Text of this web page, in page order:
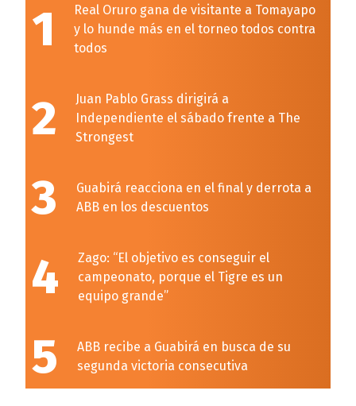
1
Real Oruro gana de visitante a Tomayapo
y lo hunde más en el torneo todos contra
todos
2
Juan Pablo Grass dirigirá a
Independiente el sábado frente a The
Strongest
3
Guabirá reacciona en el final y derrota a
ABB en los descuentos
4
Zago: “El objetivo es conseguir el
campeonato, porque el Tigre es un
equipo grande”
5
ABB recibe a Guabirá en busca de su
segunda victoria consecutiva